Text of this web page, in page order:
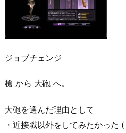
ジョブチェンジ
槍 から 大砲 へ。
大砲を選んだ理由として
・近接職以外をしてみたかった